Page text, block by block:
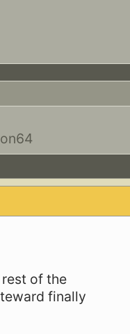
of the
finally